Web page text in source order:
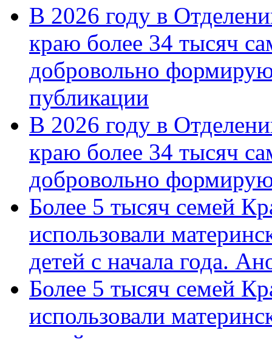
В 2026 году в
краю более 34 тысяч
добровольно
публикации
В 2026 году в
краю более 34 тысяч
добровольно
Более 5 тысяч семей
использовали
детей с начала года.
Более 5 тысяч семей
использовали